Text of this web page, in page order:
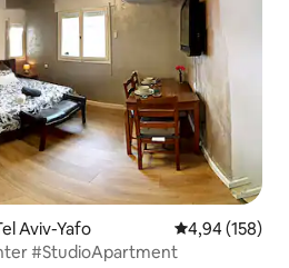
Aviv-Yafo
4,94 (158)
#StudioApartment